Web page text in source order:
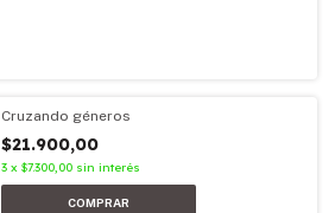
Cruzando géneros
$21.900,00
3 x $7.300,00 sin interés